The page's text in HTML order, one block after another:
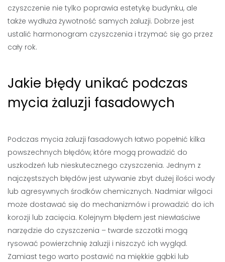
czyszczenie nie tylko poprawia estetykę budynku, ale
także wydłuża żywotność samych żaluzji. Dobrze jest
ustalić harmonogram czyszczenia i trzymać się go przez
cały rok.
Jakie błędy unikać podczas
mycia żaluzji fasadowych
Podczas mycia żaluzji fasadowych łatwo popełnić kilka
powszechnych błędów, które mogą prowadzić do
uszkodzeń lub nieskutecznego czyszczenia. Jednym z
najczęstszych błędów jest używanie zbyt dużej ilości wody
lub agresywnych środków chemicznych. Nadmiar wilgoci
może dostawać się do mechanizmów i prowadzić do ich
korozji lub zacięcia. Kolejnym błędem jest niewłaściwe
narzędzie do czyszczenia – twarde szczotki mogą
rysować powierzchnię żaluzji i niszczyć ich wygląd.
Zamiast tego warto postawić na miękkie gąbki lub